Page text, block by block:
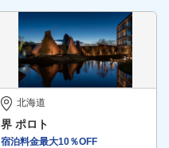
北海道
界 ポロト
宿泊料金最大10％OFF